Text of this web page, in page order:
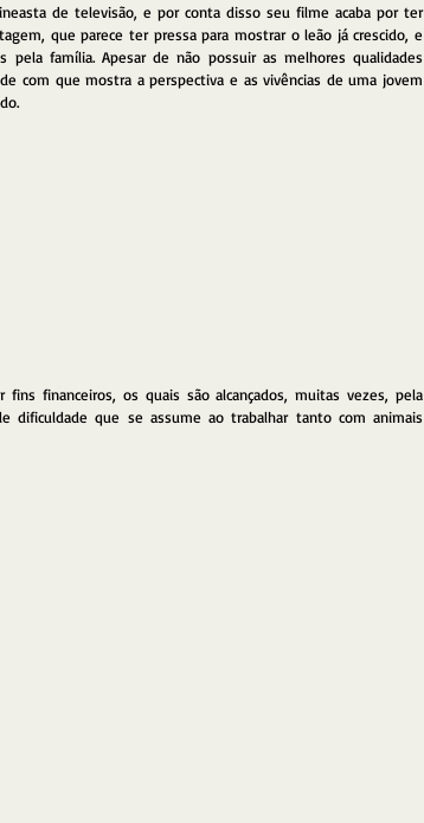
de televisão, e por conta disso seu filme acaba por ter
que parece ter pressa para mostrar o leão já crescido, e
família. Apesar de não possuir as melhores qualidades
com que mostra a perspectiva e as vivências de uma jovem
financeiros, os quais são alcançados, muitas vezes, pela
dificuldade que se assume ao trabalhar tanto com animais